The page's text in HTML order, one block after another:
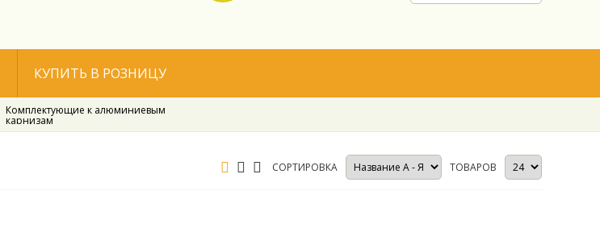
КУПИТЬ В РОЗНИЦУ
Комплектующие к алюминиевым
карнизам
СОРТИРОВКА ТОВАРОВ